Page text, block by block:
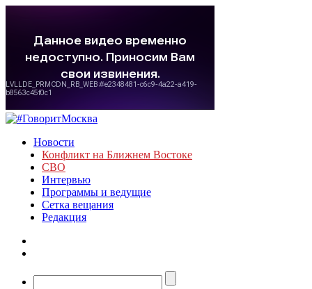
Новости
Конфликт на Ближнем Востоке
СВО
Интервью
Программы и ведущие
Сетка вещания
Редакция